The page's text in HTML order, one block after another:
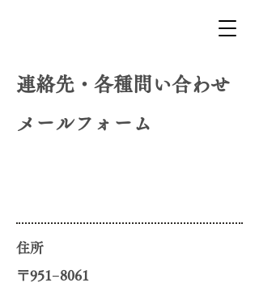
​連絡先・各種問い合わせ
メールフォーム
住所
〒951−8061